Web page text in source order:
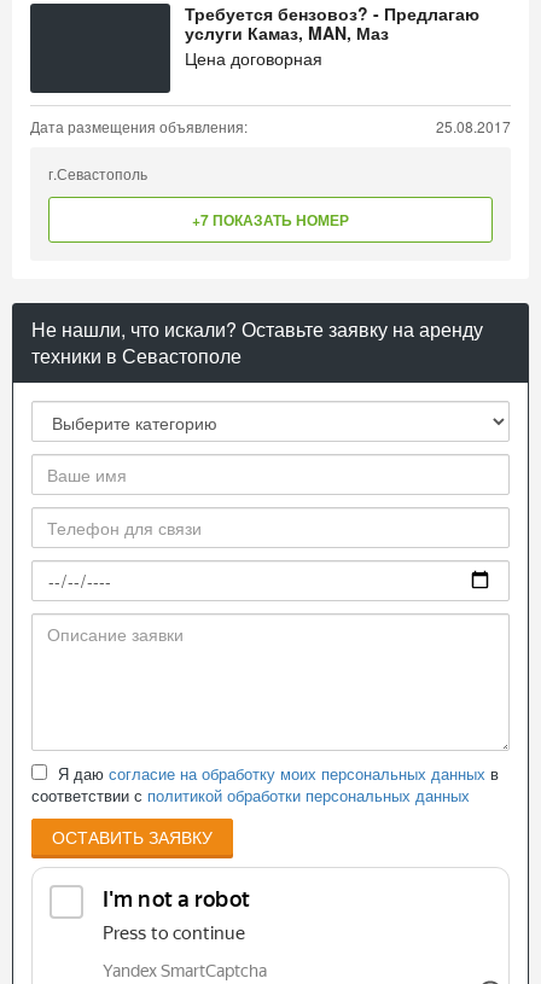
Требуется бензовоз? - Предлагаю
услуги Камаз, MAN, Маз
Цена договорная
Дата размещения объявления: 25.08.2017
г.Севастополь
+7 ПОКАЗАТЬ НОМЕР
Не нашли, что искали? Оставьте заявку на аренду
техники в Севастополе
Я даю согласие на обработку моих персональных данных в
соответствии с политикой обработки персональных данных
ОСТАВИТЬ ЗАЯВКУ